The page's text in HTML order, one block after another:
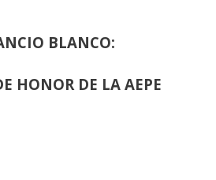
BLANCO:
HONOR DE LA AEPE